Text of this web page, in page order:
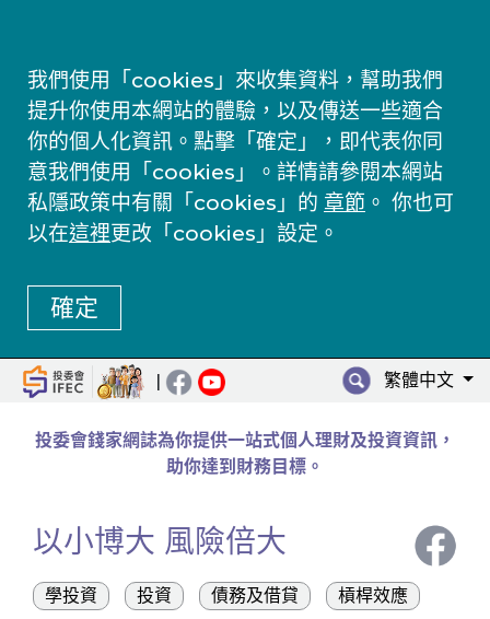
我們使用「cookies」來收集資料，幫助我們
提升你使用本網站的體驗，以及傳送一些適合
你的個人化資訊。點擊「確定」，即代表你同
意我們使用「cookies」。詳情請參閱本網站
私隱政策中有關「cookies」的 章節 。 你也可
以在這裡更改「cookies」設定。
確定
| 繁體中文
投委會錢家網誌為你提供一站式個人理財及投資資訊，
助你達到財務目標。
以小博大 風險倍大
學投資 投資 債務及借貸 槓桿效應